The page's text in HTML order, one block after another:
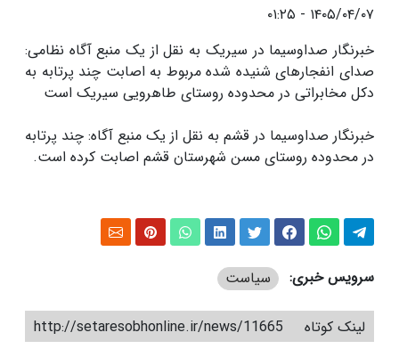
۱۴۰۵/۰۴/۰۷ - ۰۱:۲۵
خبرنگار صداوسیما در سیریک به نقل از یک منبع آگاه نظامی:
صدای انفجارهای شنیده شده مربوط به اصابت چند پرتابه به
دکل مخابراتی در محدوده روستای طاهرویی سیریک است
خبرنگار صداوسیما در قشم به نقل از یک منبع آگاه: چند پرتابه
در محدوده روستای مسن شهرستان قشم اصابت کرده است.
سرویس خبری: سیاست
لینک کوتاه http://setaresobhonline.ir/news/11665